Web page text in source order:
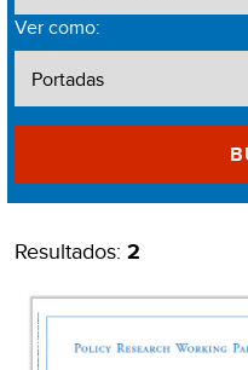
Ver como:
Resultados: 2